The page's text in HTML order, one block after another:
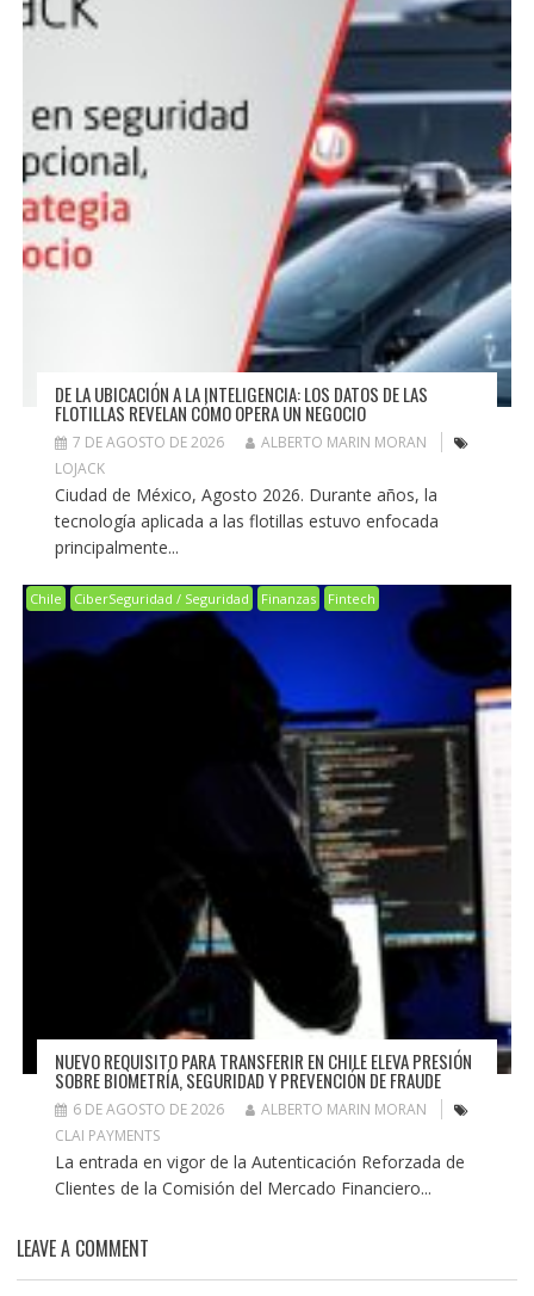
DE LA UBICACIÓN A LA INTELIGENCIA: LOS DATOS DE LAS
FLOTILLAS REVELAN CÓMO OPERA UN NEGOCIO
7 DE AGOSTO DE 2026
ALBERTO MARIN MORAN
LOJACK
Ciudad de México, Agosto 2026. Durante años, la
tecnología aplicada a las flotillas estuvo enfocada
principalmente...
Chile CiberSeguridad / Seguridad Finanzas Fintech
NUEVO REQUISITO PARA TRANSFERIR EN CHILE ELEVA PRESIÓN
SOBRE BIOMETRÍA, SEGURIDAD Y PREVENCIÓN DE FRAUDE
6 DE AGOSTO DE 2026
ALBERTO MARIN MORAN
CLAI PAYMENTS
La entrada en vigor de la Autenticación Reforzada de
Clientes de la Comisión del Mercado Financiero...
LEAVE A COMMENT